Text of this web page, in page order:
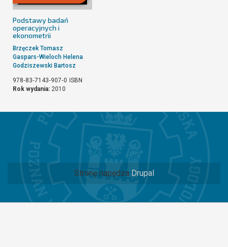
Podstawy badań
operacyjnych i
ekonometrii
Brzęczek Tomasz
Gaspars-Wieloch Helena
Godziszewski Bartosz
978‐83‐7143‐907‐0 ISBN
Rok wydania: 2010
Stronę napędza Drupal